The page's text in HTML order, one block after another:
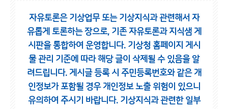
자유토론은 기상업무 또는 기상지식과 관련해서 자
유롭게 토론하는 장으로, 기존 자유토론과 지식샘 게
시판을 통합하여 운영합니다. 기상청 홈페이지 게시
물 관리 기준에 따라 해당 글이 삭제될 수 있음을 알
려드립니다. 게시글 등록 시 주민등록번호와 같은 개
인정보가 포함될 경우 개인정보 노출 위험이 있으니
유의하여 주시기 바랍니다. 기상지식과 관련한 일부